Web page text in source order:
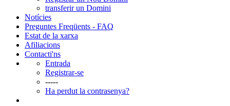
transferir un Domini
Notícies
Preguntes Freqüents - FAQ
Estat de la xarxa
Afiliacions
Contacti'ns
Entrada
Registrar-se
-----
Ha perdut la contrasenya?